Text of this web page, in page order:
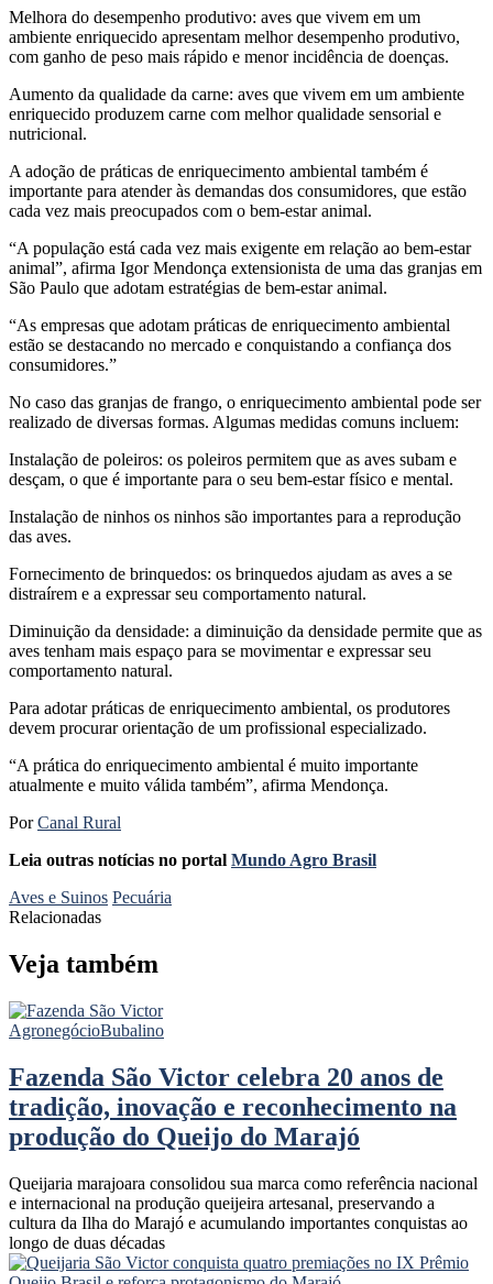
Melhora do desempenho produtivo: aves que vivem em um
ambiente enriquecido apresentam melhor desempenho produtivo,
com ganho de peso mais rápido e menor incidência de doenças.
Aumento da qualidade da carne: aves que vivem em um ambiente
enriquecido produzem carne com melhor qualidade sensorial e
nutricional.
A adoção de práticas de enriquecimento ambiental também é
importante para atender às demandas dos consumidores, que estão
cada vez mais preocupados com o bem-estar animal.
“A população está cada vez mais exigente em relação ao bem-estar
animal”, afirma Igor Mendonça extensionista de uma das granjas em
São Paulo que adotam estratégias de bem-estar animal.
“As empresas que adotam práticas de enriquecimento ambiental
estão se destacando no mercado e conquistando a confiança dos
consumidores.”
No caso das granjas de frango, o enriquecimento ambiental pode ser
realizado de diversas formas. Algumas medidas comuns incluem:
Instalação de poleiros: os poleiros permitem que as aves subam e
desçam, o que é importante para o seu bem-estar físico e mental.
Instalação de ninhos os ninhos são importantes para a reprodução
das aves.
Fornecimento de brinquedos: os brinquedos ajudam as aves a se
distraírem e a expressar seu comportamento natural.
Diminuição da densidade: a diminuição da densidade permite que as
aves tenham mais espaço para se movimentar e expressar seu
comportamento natural.
Para adotar práticas de enriquecimento ambiental, os produtores
devem procurar orientação de um profissional especializado.
“A prática do enriquecimento ambiental é muito importante
atualmente e muito válida também”, afirma Mendonça.
PorCanal Rural
Leia outras notícias no portal Mundo Agro Brasil
Aves e Suinos Pecuária
Relacionadas
Veja também
AgronegócioBubalino
Fazenda São Victor celebra 20 anos de
tradição, inovação e reconhecimento na
produção do Queijo do Marajó
Queijaria marajoara consolidou sua marca como referência nacional
e internacional na produção queijeira artesanal, preservando a
cultura da Ilha do Marajó e acumulando importantes conquistas ao
longo de duas décadas